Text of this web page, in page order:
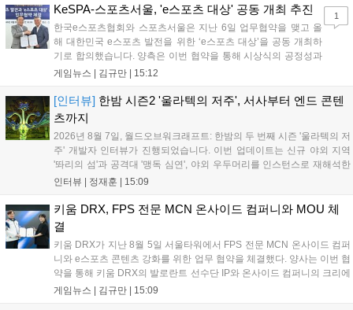
입니다. 시연 참여 관람객에게는 선착순으로 특별 굿즈를 증정하며, 인
KeSPA-스포츠서울, 'e스포츠 대상' 공동 개최 추진
한국e스포츠협회와 스포츠서울은 지난 6일 업무협약을 맺고 올
해 대한민국 e스포츠 발전을 위한 ‘e스포츠 대상’을 공동 개최하
기로 합의했습니다. 양측은 이번 협약을 통해 시상식의 공정성과
전문성을 강화하고 MZ세대를 겨냥한 미디어 영향력을 확대해 e
김영만 회장은 10년 만에 재추진되는 이번 시상식이 e스포츠의
성과와 가치를 널리 알리는 권위 있는 행사가 되도록 노력하겠다
고 밝혔습니다....
게임뉴스 | 김규만 | 15:12
1
[인터뷰] 한밤 시즌2 '울라텍의 저주', 서사부터 엔드 콘텐
츠까지
2026년 8월 7일, 월드오브워크래프트: 한밤의 두 번째 시즌 '울라텍의 저
주' 개발자 인터뷰가 진행되었습니다. 이번 업데이트는 신규 야외 지역
'똬리의 섬'과 공격대 '맹독 심연', 야외 우두머리를 인스턴스로 재해석한
'소굴'을 포함합니다. 개발진은 하우징 시스템 개선 및 신화+ 던전 로테이
를 표했습니다....
인터뷰 | 정재훈 | 15:09
키움 DRX, FPS 전문 MCN 온사이드 컴퍼니와 MOU 체
결
키움 DRX가 지난 8월 5일 서울타워에서 FPS 전문 MCN 온사이드 컴퍼
니와 e스포츠 콘텐츠 강화를 위한 업무 협약을 체결했다. 양사는 이번 협
약을 통해 키움 DRX의 발로란트 선수단 IP와 온사이드 컴퍼니의 크리에
이터 네트워크를 결합하여 정규 및 특별 콘텐츠를 공동 기획한다. 또한
게임뉴스 | 김규만 | 15:09